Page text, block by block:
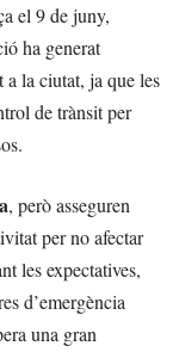
el 9 de juny,
ha generat
la ciutat, ja que les
de trànsit per
, però asseguren
per no afectar
les expectatives,
d’emergència
una gran